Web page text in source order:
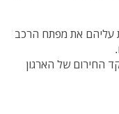
עליהם את מפתח הרכב
החירום של הארגון